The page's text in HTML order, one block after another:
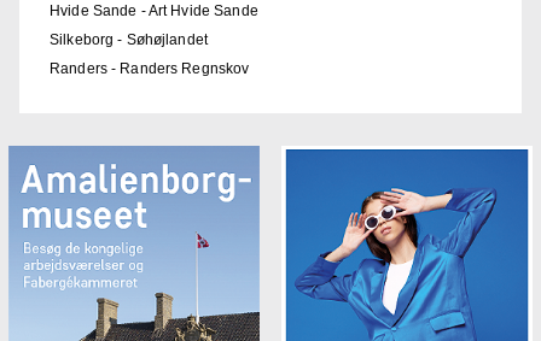
Hvide Sande - Art Hvide Sande
Silkeborg - Søhøjlandet
Randers - Randers Regnskov